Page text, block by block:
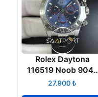
Rolex Daytona
116519 Noob 904L
Case Blue Dial Eta
₺